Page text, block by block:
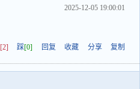
2025-12-05 19:00:01
[2] 踩[0] 回复 收藏 分享 复制